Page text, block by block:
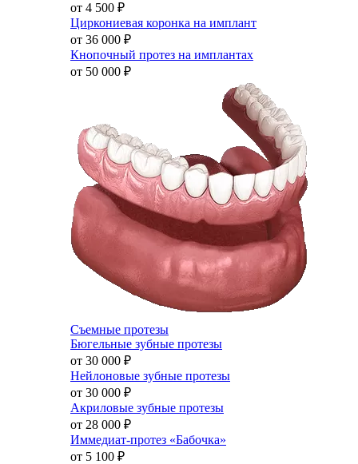
от 4 500 ₽
Циркониевая коронка на имплант
от 36 000 ₽
Кнопочный протез на имплантах
от 50 000 ₽
Съемные протезы
Бюгельные зубные протезы
от 30 000 ₽
Нейлоновые зубные протезы
от 30 000 ₽
Акриловые зубные протезы
от 28 000 ₽
Иммедиат-протез «Бабочка»
от 5 100 ₽